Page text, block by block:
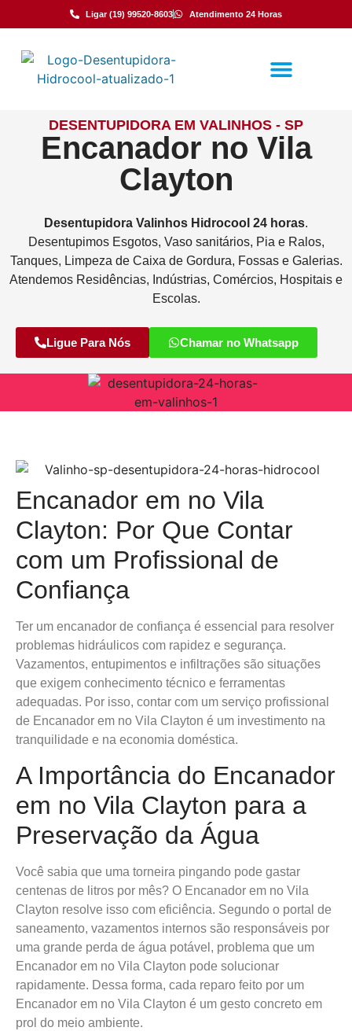
Ligar (19) 99520-8603 Atendimento 24 Horas
DESENTUPIDORA EM VALINHOS - SP
Encanador no Vila
Clayton
Desentupidora Valinhos Hidrocool 24 horas.
Desentupimos Esgotos, Vaso sanitários, Pia e Ralos,
Tanques, Limpeza de Caixa de Gordura, Fossas e Galerias.
Atendemos Residências, Indústrias, Comércios, Hospitais e
Escolas.
Ligue Para Nós Chamar no Whatsapp
Encanador em no Vila
Clayton: Por Que Contar
com um Profissional de
Confiança
Ter um encanador de confiança é essencial para resolver
problemas hidráulicos com rapidez e segurança.
Vazamentos, entupimentos e infiltrações são situações
que exigem conhecimento técnico e ferramentas
adequadas. Por isso, contar com um serviço profissional
de Encanador em no Vila Clayton é um investimento na
tranquilidade e na economia doméstica.
A Importância do Encanador
em no Vila Clayton para a
Preservação da Água
Você sabia que uma torneira pingando pode gastar
centenas de litros por mês? O Encanador em no Vila
Clayton resolve isso com eficiência. Segundo o portal de
saneamento, vazamentos internos são responsáveis por
uma grande perda de água potável, problema que um
Encanador em no Vila Clayton pode solucionar
rapidamente. Dessa forma, cada reparo feito por um
Encanador em no Vila Clayton é um gesto concreto em
prol do meio ambiente.